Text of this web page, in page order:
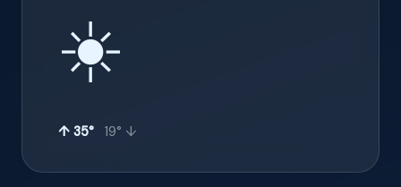
☀️
↑ 35° 19° ↓